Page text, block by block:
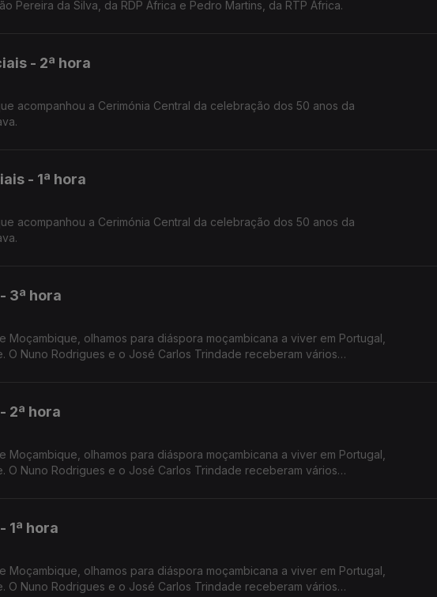
Pereira da Silva, da RDP África e Pedro Martins, da RTP África.
- 2ª hora
acompanhou a Cerimónia Central da celebração dos 50 anos da
- 1ª hora
acompanhou a Cerimónia Central da celebração dos 50 anos da
3ª hora
olhamos para diáspora moçambicana a viver em Portugal,
O Nuno Rodrigues e o José Carlos Trindade receberam vários
2ª hora
olhamos para diáspora moçambicana a viver em Portugal,
O Nuno Rodrigues e o José Carlos Trindade receberam vários
1ª hora
olhamos para diáspora moçambicana a viver em Portugal,
O Nuno Rodrigues e o José Carlos Trindade receberam vários